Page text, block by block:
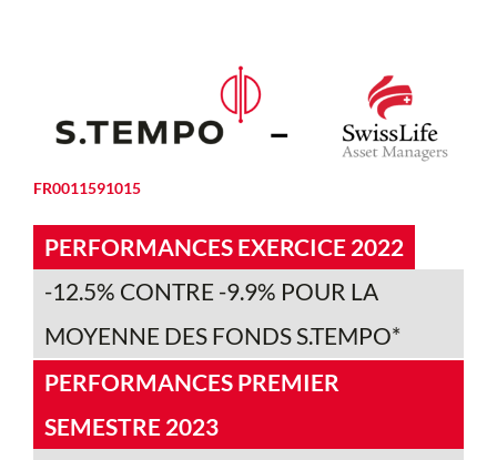
FR0011591015
PERFORMANCES EXERCICE 2022
-12.5% CONTRE -9.9% POUR LA
MOYENNE DES FONDS S.TEMPO*
PERFORMANCES PREMIER
SEMESTRE 2023